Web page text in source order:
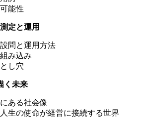
能性
定と運用
問と運用方法
み込み
し穴
く未来
ある社会像
生の使命が経営に接続する世界